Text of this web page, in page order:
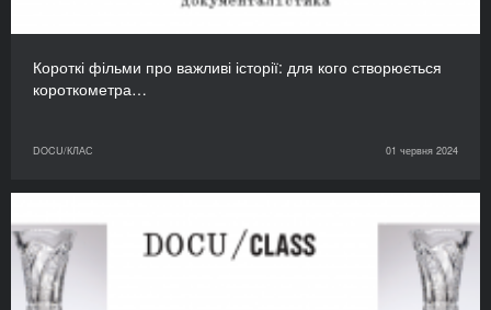
Короткі фільми про важливі історії: для кого створюється
короткометра…
DOCU/КЛАС 01 червня 2024